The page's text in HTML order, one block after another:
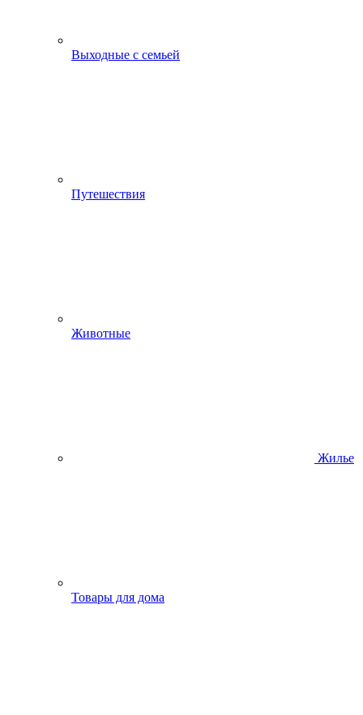
Выходные с семьей
Путешествия
Животные
Жилье
Товары для дома